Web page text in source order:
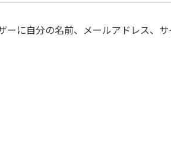
に自分の名前、メールアドレス、サ